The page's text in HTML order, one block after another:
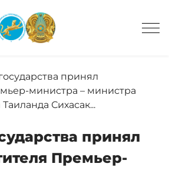
принял
министра – министра
Сихасак...
принял
Премьер-